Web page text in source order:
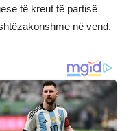
të kreut të partisë
në vend.